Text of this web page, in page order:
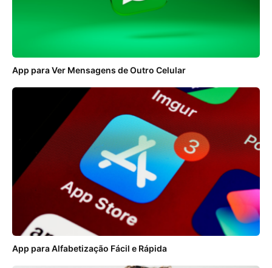
App para Ver Mensagens de Outro Celular
App para Alfabetização Fácil e Rápida